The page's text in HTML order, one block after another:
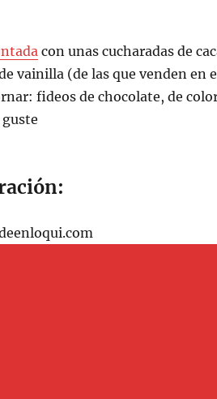
con unas cucharadas de
vainilla (de las que venden en
fideos de chocolate, de